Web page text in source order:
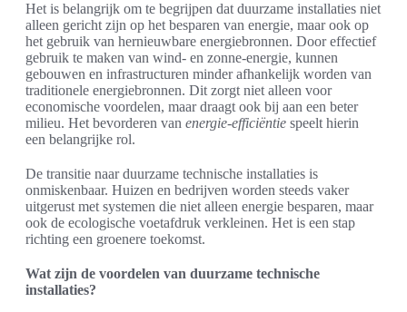
Het is belangrijk om te begrijpen dat duurzame installaties niet
alleen gericht zijn op het besparen van energie, maar ook op
het gebruik van hernieuwbare energiebronnen. Door effectief
gebruik te maken van wind- en zonne-energie, kunnen
gebouwen en infrastructuren minder afhankelijk worden van
traditionele energiebronnen. Dit zorgt niet alleen voor
economische voordelen, maar draagt ook bij aan een beter
milieu. Het bevorderen van energie-efficiëntie speelt hierin
een belangrijke rol.
De transitie naar duurzame technische installaties is
onmiskenbaar. Huizen en bedrijven worden steeds vaker
uitgerust met systemen die niet alleen energie besparen, maar
ook de ecologische voetafdruk verkleinen. Het is een stap
richting een groenere toekomst.
Wat zijn de voordelen van duurzame technische
installaties?